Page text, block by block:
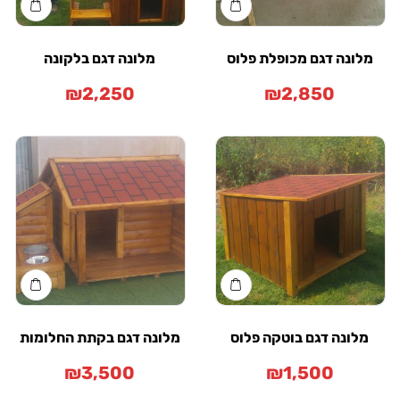
מלונה דגם מכופלת פלוס
₪2,850
מלונה דגם בלקונה
₪2,250
מלונה דגם בוטקה פלוס
₪1,500
מלונה דגם בקתת החלומות
₪3,500